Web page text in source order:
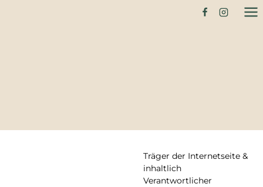
Träger der Internetseite &
inhaltlich
Verantwortlicher